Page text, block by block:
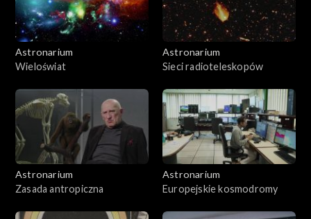
Astronarium
Wieloświat
Astronarium
Sieci radioteleskopów
Astronarium
Zasada antropiczna
Astronarium
Europejskie kosmodromy